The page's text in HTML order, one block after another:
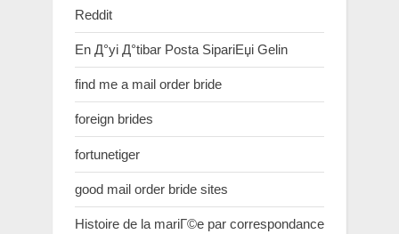
Reddit
En Д°yi Д°tibar Posta SipariЕџi Gelin
find me a mail order bride
foreign brides
fortunetiger
good mail order bride sites
Histoire de la mariГ©e par correspondance